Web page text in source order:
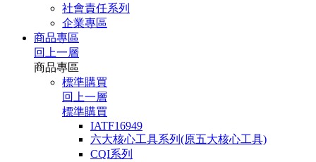
社會責任系列
企業專區
商品專區
回上一層
商品專區
標準購買
回上一層
標準購買
IATF16949
六大核心工具系列(原五大核心工具)
CQI系列